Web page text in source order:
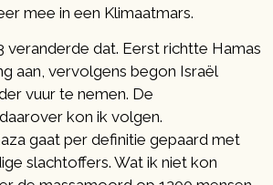
mee in een Klimaatmars.
veranderde dat. Eerst richtte Hamas
aan, vervolgens begon Israël
vuur te nemen. De
kon ik volgen.
gaat per definitie gepaard met
slachtoffers. Wat ik niet kon